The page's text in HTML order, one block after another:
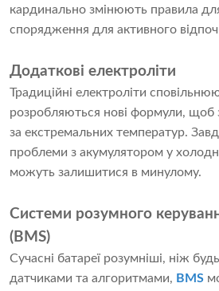
кардинально змінюють правила
спорядження для активного
Додаткові електроліти
Традиційні електроліти
розробляються нові формули, щоб
за екстремальних температур.
проблеми з акумулятором у
можуть залишитися в минулому.
Системи розумного
(BMS)
Сучасні батареї розумніші, ніж
датчиками та алгоритмами, BMS